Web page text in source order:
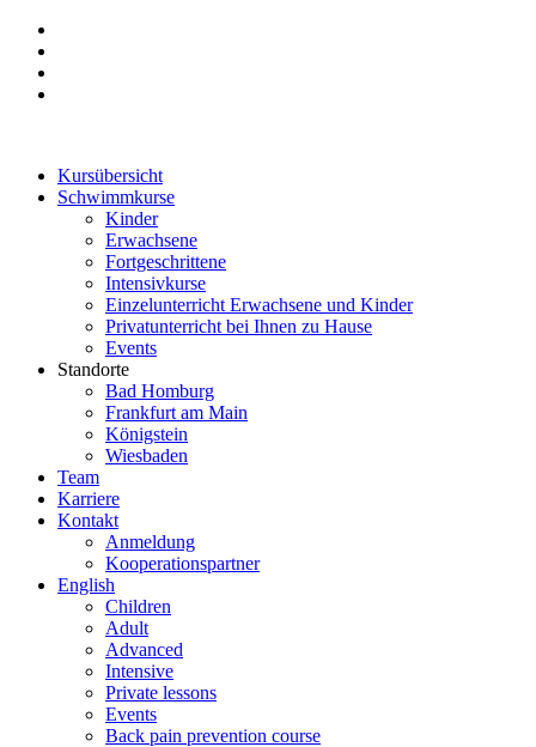
Kursübersicht
Schwimmkurse
Kinder
Erwachsene
Fortgeschrittene
Intensivkurse
Einzelunterricht Erwachsene und Kinder
Privatunterricht bei Ihnen zu Hause
Events
Standorte
Bad Homburg
Frankfurt am Main
Königstein
Wiesbaden
Team
Karriere
Kontakt
Anmeldung
Kooperations­partner
English
Children
Adult
Advanced
Intensive
Private lessons
Events
Back pain prevention course